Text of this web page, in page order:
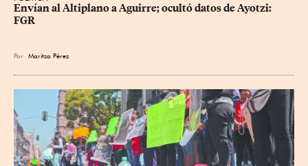
Envían al Altiplano a Aguirre; ocultó datos de Ayotzi:
FGR
Por Maritza Pérez